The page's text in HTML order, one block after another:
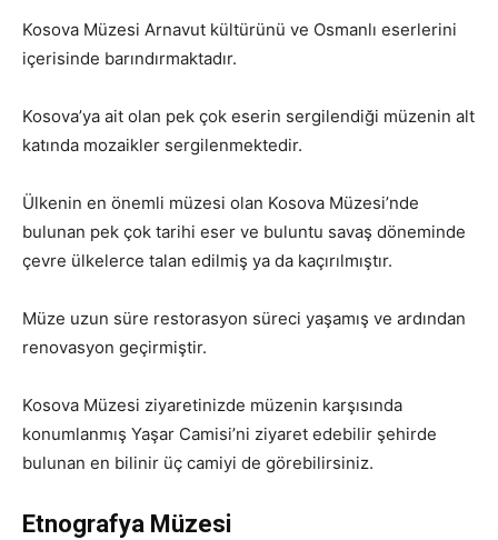
Kosova Müzesi Arnavut kültürünü ve Osmanlı eserlerini
içerisinde barındırmaktadır.
Kosova’ya ait olan pek çok eserin sergilendiği müzenin alt
katında mozaikler sergilenmektedir.
Ülkenin en önemli müzesi olan Kosova Müzesi’nde
bulunan pek çok tarihi eser ve buluntu savaş döneminde
çevre ülkelerce talan edilmiş ya da kaçırılmıştır.
Müze uzun süre restorasyon süreci yaşamış ve ardından
renovasyon geçirmiştir.
Kosova Müzesi ziyaretinizde müzenin karşısında
konumlanmış Yaşar Camisi’ni ziyaret edebilir şehirde
bulunan en bilinir üç camiyi de görebilirsiniz.
Etnografya Müzesi